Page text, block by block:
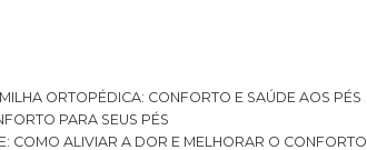
ORTOPÉDICA: CONFORTO E SAÚDE AOS PÉS
PARA SEUS PÉS
COMO ALIVIAR A DOR E MELHORAR O CONFORTO